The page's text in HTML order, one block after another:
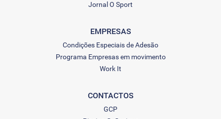
Jornal O Sport
EMPRESAS
Condições Especiais de Adesão
Programa Empresas em movimento
Work It
CONTACTOS
GCP